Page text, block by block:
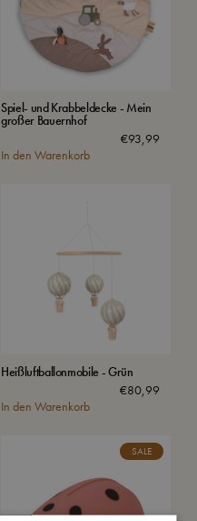
Spiel- und Krabbeldecke - Mein
großer Bauernhof
€93,99
In den Warenkorb
Heißluftballonmobile - Grün
€80,99
In den Warenkorb
SALE